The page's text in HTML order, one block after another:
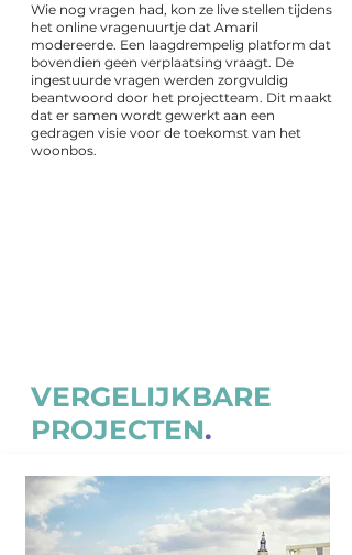
Wie nog vragen had, kon ze live stellen tijdens
het online vragenuurtje dat Amaril
modereerde. Een laagdrempelig platform dat
bovendien geen verplaatsing vraagt. De
ingestuurde vragen werden zorgvuldig
beantwoord door het projectteam. Dit maakt
dat er samen wordt gewerkt aan een
gedragen visie voor de toekomst van het
woonbos.
VERGELIJKBARE
PROJECTEN.